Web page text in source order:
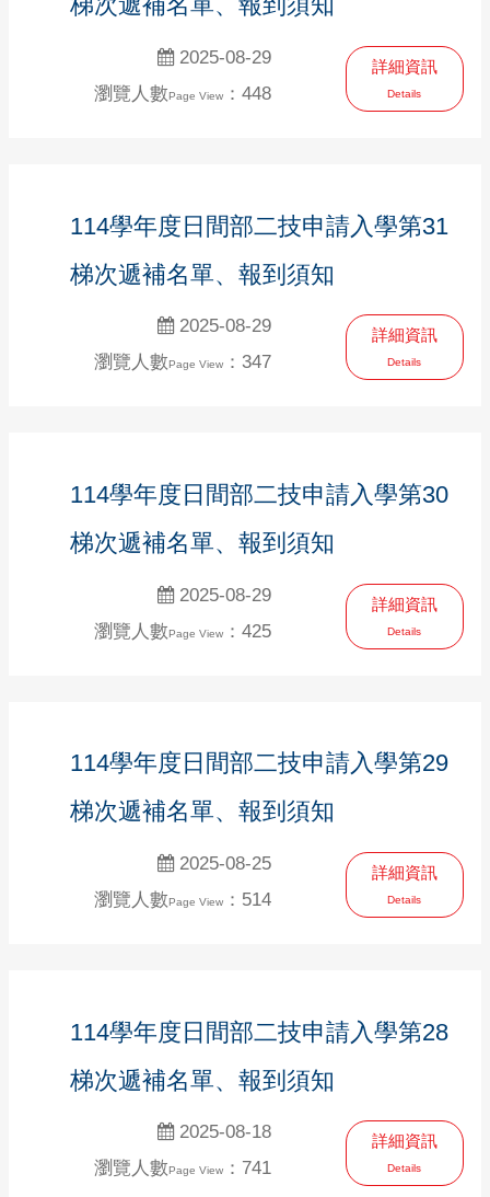
2025-08-29
瀏覽人數Page View：448
詳細資訊
Details
114學年度日間部二技申請入學第31
梯次遞補名單、報到須知
2025-08-29
瀏覽人數Page View：347
詳細資訊
Details
114學年度日間部二技申請入學第30
梯次遞補名單、報到須知
2025-08-29
瀏覽人數Page View：425
詳細資訊
Details
114學年度日間部二技申請入學第29
梯次遞補名單、報到須知
2025-08-25
瀏覽人數Page View：514
詳細資訊
Details
114學年度日間部二技申請入學第28
梯次遞補名單、報到須知
2025-08-18
瀏覽人數Page View：741
詳細資訊
Details